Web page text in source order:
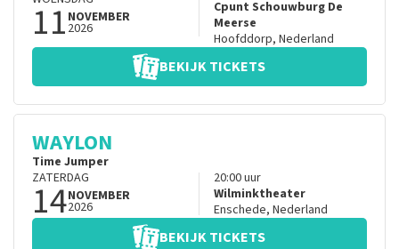
11 NOVEMBER
2026
Cpunt Schouwburg De
Meerse
Hoofddorp, Nederland
BEKIJK TICKETS
WAYLON
Time Jumper
ZATERDAG
14NOVEMBER
2026
20:00uur
Wilminktheater
Enschede, Nederland
BEKIJK TICKETS